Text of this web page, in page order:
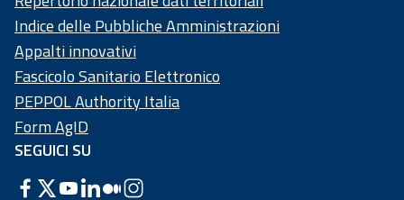
Indice delle Pubbliche Amministrazioni
Appalti innovativi
Fascicolo Sanitario Elettronico
PEPPOL Authority Italia
Form AgID
SEGUICI SU